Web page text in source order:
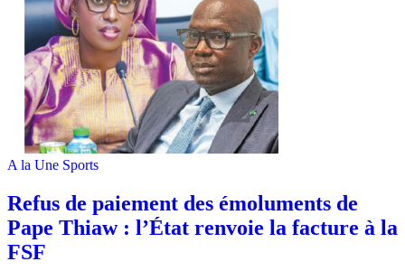
A la Une Sports
Refus de paiement des émoluments de
Pape Thiaw : l’État renvoie la facture à la
FSF